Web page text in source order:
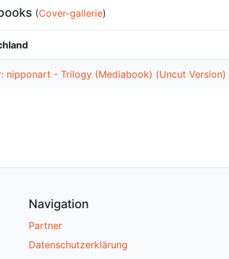
(Cover-gallerie)
nipponart - Trilogy (Mediabook) (Uncut Version)
Navigation
Partner
Datenschutzerklärung